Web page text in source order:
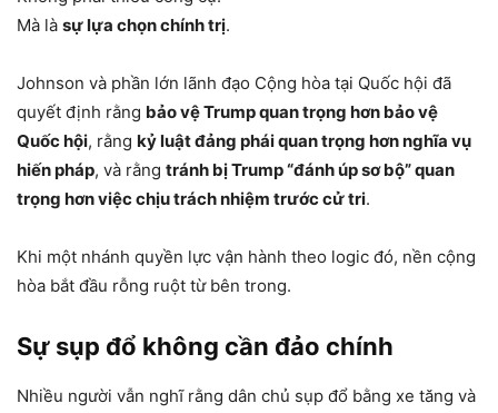
Mà là sự lựa chọn chính trị.
Johnson và phần lớn lãnh đạo Cộng hòa tại Quốc hội đã
quyết định rằng bảo vệ Trump quan trọng hơn bảo vệ
Quốc hội, rằng kỷ luật đảng phái quan trọng hơn nghĩa vụ
hiến pháp, và rằng tránh bị Trump “đánh úp sơ bộ” quan
trọng hơn việc chịu trách nhiệm trước cử tri.
Khi một nhánh quyền lực vận hành theo logic đó, nền cộng
hòa bắt đầu rỗng ruột từ bên trong.
Sự sụp đổ không cần đảo chính
Nhiều người vẫn nghĩ rằng dân chủ sụp đổ bằng xe tăng và